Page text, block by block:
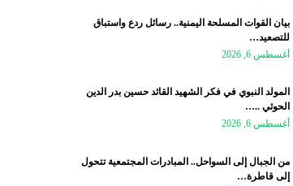
بيان القوات المسلحة اليمنية.. رسائل ردع واستباق
للتصعيد…
أغسطس 6, 2026
المولد النبوي في فكر الشهيد القائد حسين بدر الدين
الحوثي ..…
أغسطس 6, 2026
من الجبال إلى السواحل.. المبادرات المجتمعية تتحول
إلى قاطرة…